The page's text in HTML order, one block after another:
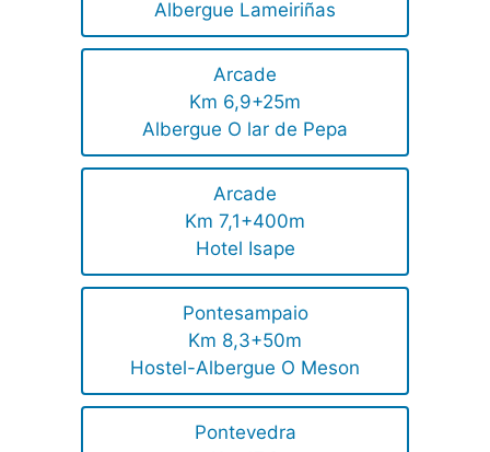
Albergue Lameiriñas
Arcade
Km 6,9+25m
Albergue O lar de Pepa
Arcade
Km 7,1+400m
Hotel Isape
Pontesampaio
Km 8,3+50m
Hostel-Albergue O Meson
Pontevedra